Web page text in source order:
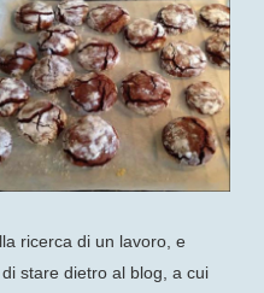
ricerca di un lavoro, e
stare dietro al blog, a cui